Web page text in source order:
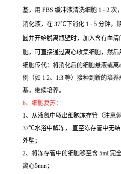
基，用 PBS 缓冲液清洗细胞 1 - 2 次
消化液，在 37℃下消化 1 - 5 分钟，
圆并开始脱离瓶壁时，加入含有血
胞，可直接通过离心收集细胞，然后
细胞传代：将消化后的细胞悬液或
例（如 1:2、1:3 等）接种到新的培
基，继续培养。
b、细胞复苏：
1、从液氮中取出细胞冻存管（注意
37℃水浴中解冻， 直至冻存管中无
外壁；
2、将冻存管中的细胞移至含 5ml 完
离心5min；